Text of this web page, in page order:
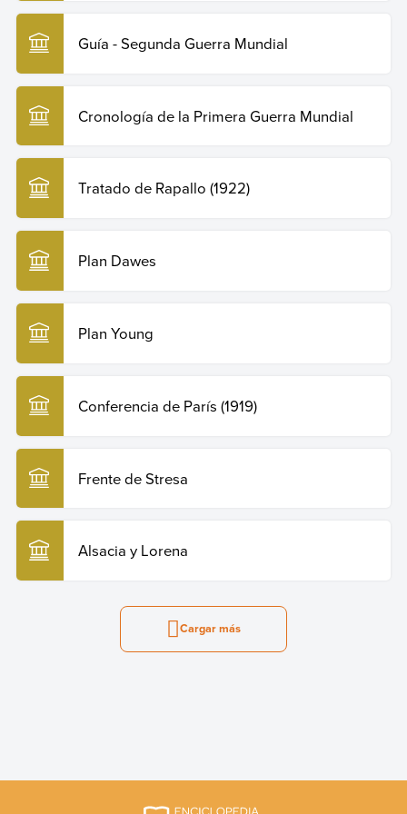
Guía - Segunda Guerra Mundial
Cronología de la Primera Guerra Mundial
Tratado de Rapallo (1922)
Plan Dawes
Plan Young
Conferencia de París (1919)
Frente de Stresa
Alsacia y Lorena
Cargar más